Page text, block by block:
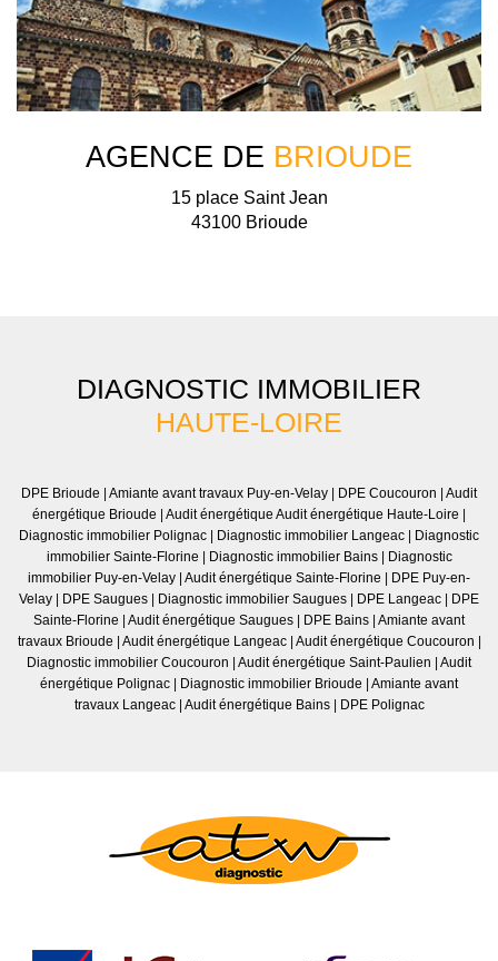
AGENCE DE BRIOUDE
15 place Saint Jean
43100 Brioude
DIAGNOSTIC IMMOBILIER
HAUTE-LOIRE
DPE Brioude Amiante avant travaux Puy-en-Velay DPE Coucouron
Audit
énergétique Brioude
Audit énergétique Audit énergétique Haute-Loire
Diagnostic immobilier Polignac
Diagnostic immobilier Langeac
Diagnostic
immobilier Sainte-Florine
Diagnostic immobilier Bains|
Diagnostic
immobilier Puy-en-Velay Audit énergétique Sainte-Florine
DPE Puy-en-
Velay
DPE Saugues Diagnostic immobilier Saugues DPE Langeac
DPE
Sainte-Florine
Audit énergétique Saugues DPE Bains Amiante avant
travaux Brioude
Audit énergétique Langeac| Audit énergétique Coucouron
Diagnostic immobilier Coucouron
Audit énergétique Saint-Paulien
Audit
énergétique Polignac
Diagnostic immobilier Brioude
Amiante avant
travaux Langeac| Audit énergétique Bains| DPE Polignac